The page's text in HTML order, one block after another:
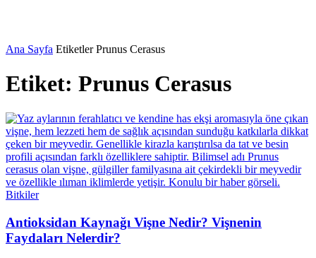
Ana Sayfa Etiketler Prunus Cerasus
Etiket: Prunus Cerasus
Bitkiler
Antioksidan Kaynağı Vişne Nedir? Vişnenin
Faydaları Nelerdir?